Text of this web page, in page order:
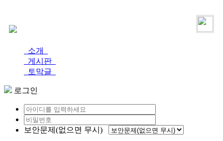
소개
게시판
토막글
로그인
보안문제(없으면 무시)